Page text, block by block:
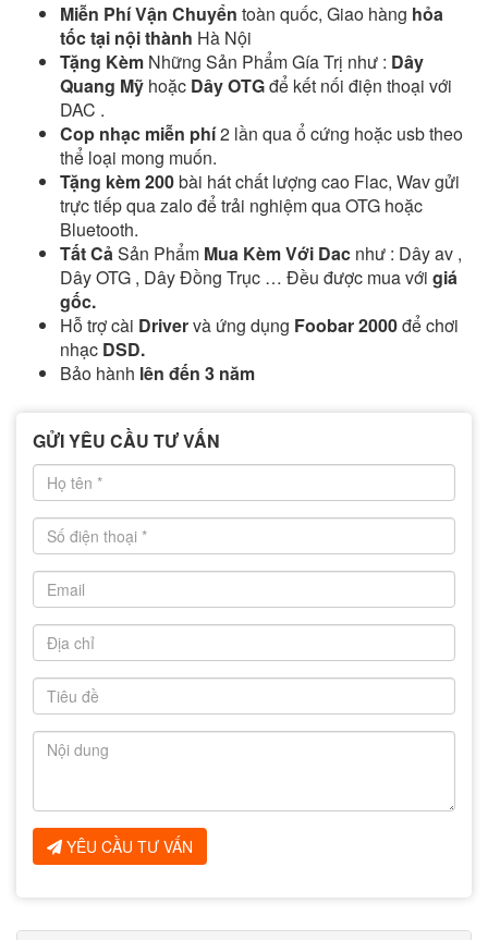
Miễn Phí Vận Chuyển toàn quốc, Giao hàng hỏa
tốc tại nội thành Hà Nội
Tặng Kèm Những Sản Phẩm Gía Trị như : Dây
Quang Mỹ hoặc Dây OTGđể kết nối điện thoại với
DAC .
Cop nhạc miễn phí2 lần qua ổ cứng hoặc usb theo
thể loại mong muốn.
Tặng kèm 200bài hát chất lượng cao Flac, Wav gửi
trực tiếp qua zalo để trải nghiệm qua OTG hoặc
Bluetooth.
Tất CảSản Phẩm Mua Kèm Với Dac như : Dây av ,
Dây OTG , Dây Đồng Trục … Đều được mua với giá
gốc.
Hỗ trợ cài Drivervà ứng dụng Foobar 2000để chơi
nhạc DSD.
Bảo hành lên đến 3 năm
GỬI YÊU CẦU TƯ VẤN
YÊU CẦU TƯ VẤN